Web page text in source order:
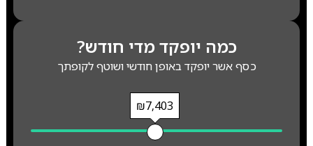
כמה יופקד מדי חודש?
כסף אשר יופקד באופן חודשי ושוטף לקופתך
₪7,403